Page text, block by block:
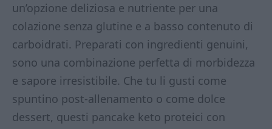
un’opzione deliziosa e nutriente per una
colazione senza glutine e a basso contenuto di
carboidrati. Preparati con ingredienti genuini,
sono una combinazione perfetta di morbidezza
e sapore irresistibile. Che tu li gusti come
spuntino post-allenamento o come dolce
dessert, questi pancake keto proteici con